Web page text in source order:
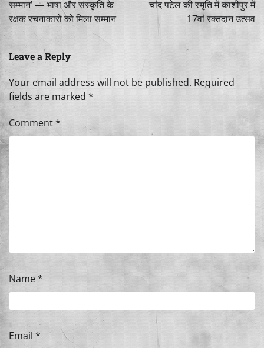
सम्मान’ — भाषा और संस्कृति के
रक्षक रचनाकारों को मिला सम्मान
चांद पटेल की स्मृति में काशीपुर में
17वां रक्तदान उत्सव
Leave a Reply
Your email address will not be published. Required
fields are marked *
Comment*
Name*
Email *